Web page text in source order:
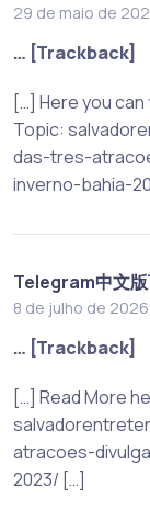
29 de maio de
… [Trackback]
[…] Here you
Topic:
das-tres-
inverno-bahia-
Telegram中文
8 de julho de 2026
… [Trackback]
[…] Read More
atracoes-
2023/ […]